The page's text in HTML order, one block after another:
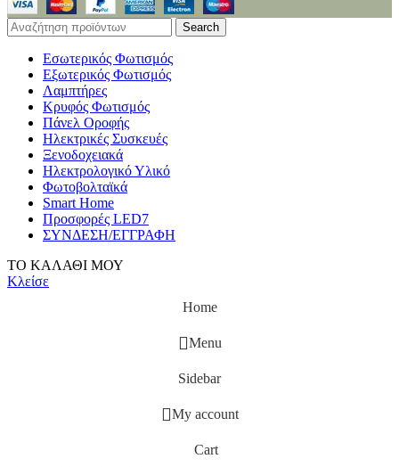
Search
Εσωτερικός Φωτισμός
Εξωτερικός Φωτισμός
Λαμπτήρες
Κρυφός Φωτισμός
Πάνελ Οροφής
Ηλεκτρικές Συσκευές
Ξενοδοχειακά
Ηλεκτρολογικό Υλικό
Φωτοβολταϊκά
Smart Home
Προσφορές LED7
ΣΥΝΔΕΣΗ/ΕΓΓΡΑΦΗ
ΤΟ ΚΑΛΑΘΙ ΜΟΥ
Κλείσε
Home
Menu
Sidebar
My account
Cart